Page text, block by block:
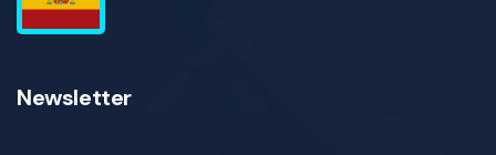
Newsletter